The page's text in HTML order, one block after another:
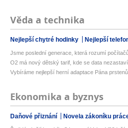
Věda a technika
Nejlepší chytré hodinky Nejlepší
Jsme poslední generace, která rozumí
O2 má nový dětský tarif, kde se data
Vybíráme nejlepší herní adaptace Pána
Ekonomika a byznys
Daňové přiznání Novela zákoníku